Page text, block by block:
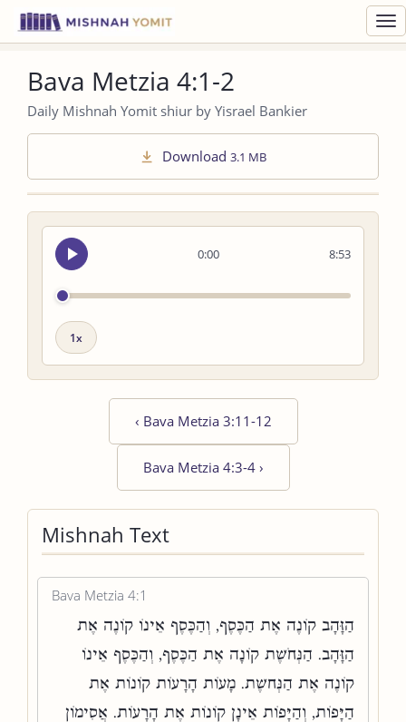
Bava Metzia 4:1-2
Daily Mishnah Yomit shiur by Yisrael Bankier
Download 3.1 MB
0:00
Seek
audio
8:53
Playback
‹ Bava Metzia 3:11-12
Bava Metzia 4:3-4 ›
Mishnah Text
Bava Metzia 4:1
הַזָּהָב קוֹנֶה אֶת הַכֶּסֶף, וְהַכֶּסֶף אֵינוֹ קוֹנֶה אֶת
הַזָּהָב. הַנְּחֹשֶׁת קוֹנָה אֶת הַכֶּסֶף, וְהַכֶּסֶף אֵינוֹ
קוֹנֶה אֶת הַנְּחשֶׁת. מָעוֹת הָרָעוֹת קוֹנוֹת אֶת
הַיָּפוֹת, וְהַיָּפוֹת אֵינָן קוֹנוֹת אֶת הָרָעוֹת. אֲסִימוֹן